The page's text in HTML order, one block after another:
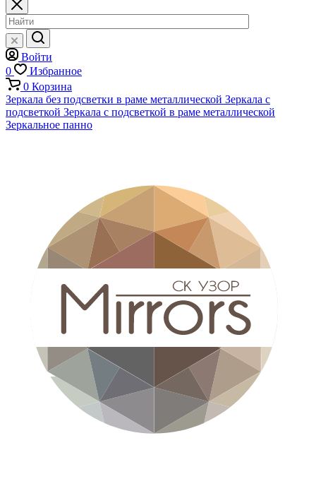
Войти
0
Избранное
0 Корзина
Зеркала без подсветки в раме металлической Зеркала с
подсветкой Зеркала с подсветкой в раме металлической
Зеркальное панно